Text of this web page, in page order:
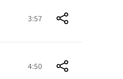
3:57
4:50